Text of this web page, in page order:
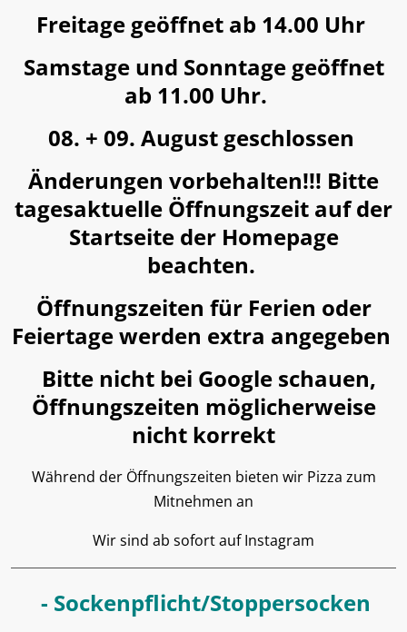
Freitage geöffnet ab 14.00 Uhr
Samstage und Sonntage geöffnet
ab 11.00 Uhr.
08. + 09. August geschlossen
Änderungen vorbehalten!!! Bitte
tagesaktuelle Öffnungszeit auf der
Startseite der Homepage
beachten.
Öffnungszeiten für Ferien oder
Feiertage werden extra angegeben
Bitte nicht bei Google schauen,
Öffnungszeiten möglicherweise
nicht korrekt
Während der Öffnungszeiten bieten wir Pizza zum
Mitnehmen an
Wir sind ab sofort auf Instagram
- Sockenpflicht/Stoppersocken